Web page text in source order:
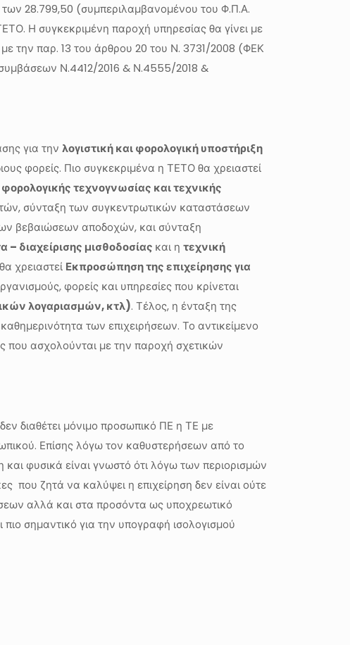
28.799,50 (συμπεριλαμβανομένου του Φ.Π.Α.
Η συγκεκριμένη παροχή υπηρεσίας θα γίνει με
την παρ. 13 του άρθρου 20 του Ν. 3731/2008 (ΦΕΚ
συμβάσεων Ν.4412/2016 & Ν.4555/2018 &
για την λογιστική και φορολογική υποστήριξη
φορείς. Πιο συγκεκριμένα η ΤΕΤΟ θα χρειαστεί
τεχνογνωσίας και τεχνικής
σύνταξη των συγκεντρωτικών καταστάσεων
βεβαιώσεων αποδοχών, και σύνταξη
– διαχείρισης μισθοδοσίας και η τεχνική
χρειαστεί Εκπροσώπηση της επιχείρησης για
φορείς και υπηρεσίες που κρίνεται
λογαριασμών, κτλ). Τέλος, η ένταξη της
των επιχειρήσεων. Το αντικείμενο
ασχολούνται με την παροχή σχετικών
διαθέτει μόνιμο προσωπικό ΠΕ η ΤΕ με
Επίσης λόγω τον καθυστερήσεων από το
φυσικά είναι γνωστό ότι λόγω των περιορισμών
που ζητά να καλύψει η επιχείρηση δεν είναι ούτε
αλλά και στα προσόντα ως υποχρεωτικό
σημαντικό για την υπογραφή ισολογισμού